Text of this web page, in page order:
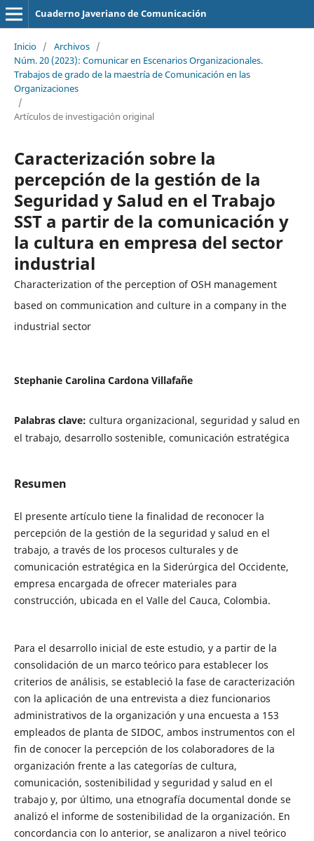
Cuaderno Javeriano de Comunicación
Inicio / Archivos /
Núm. 20 (2023): Comunicar en Escenarios Organizacionales.
Trabajos de grado de la maestría de Comunicación en las
Organizaciones
/
Artículos de investigación original
Caracterización sobre la
percepción de la gestión de la
Seguridad y Salud en el Trabajo
SST a partir de la comunicación y
la cultura en empresa del sector
industrial
Characterization of the perception of OSH management
based on communication and culture in a company in the
industrial sector
Stephanie Carolina Cardona Villafañe
Palabras clave: cultura organizacional, seguridad y salud en
el trabajo, desarrollo sostenible, comunicación estratégica
Resumen
El presente artículo tiene la finalidad de reconocer la
percepción de la gestión de la seguridad y salud en el
trabajo, a través de los procesos culturales y de
comunicación estratégica en la Siderúrgica del Occidente,
empresa encargada de ofrecer materiales para
construcción, ubicada en el Valle del Cauca, Colombia.
Para el desarrollo inicial de este estudio, y a partir de la
consolidación de un marco teórico para establecer los
criterios de análisis, se estableció la fase de caracterización
con la aplicación de una entrevista a diez funcionarios
administrativos de la organización y una encuesta a 153
empleados de planta de SIDOC, ambos instrumentos con el
fin de conocer la percepción de los colaboradores de la
organización frente a las categorías de cultura,
comunicación, sostenibilidad y seguridad y salud en el
trabajo y, por último, una etnografía documental donde se
analizó el informe de sostenibilidad de la organización. En
concordancia con lo anterior, se analizaron a nivel teórico